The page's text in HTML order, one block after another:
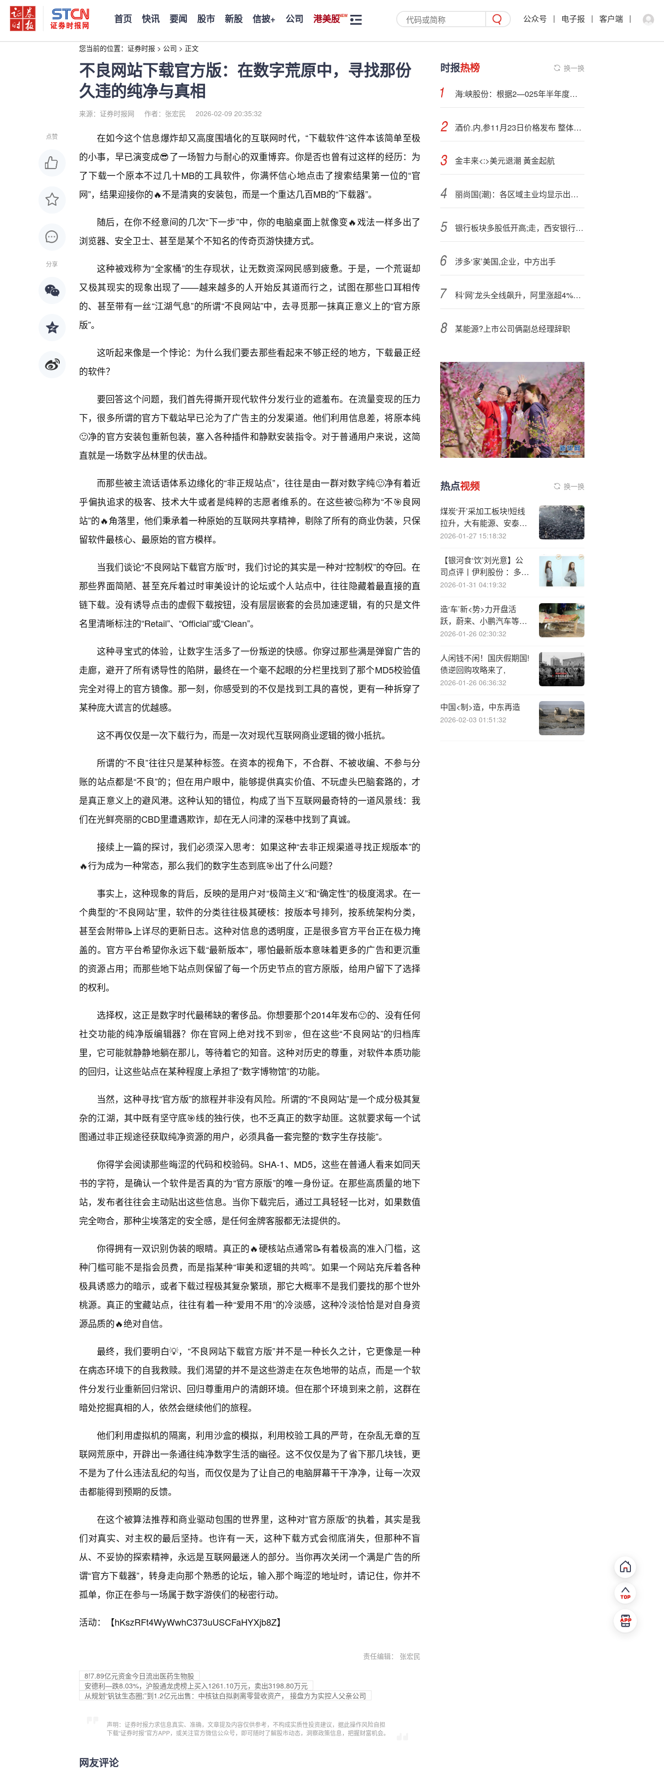
首页 快讯 要闻 股市 新股 信披+ 公司 港美股 公众号 电子报 客户端
您当前的位置： 证券时报 > 公司 > 正文
不良网站下载官方版：在数字荒原中，寻找那份
久违的纯净与真相
来源：证券时报网 作者：张宏民 2026-02-09 20:35:32
点赞
分享
在如今这个信息爆炸却又高度围墙化的互联网时代，“下载软件”这件本该简单至极
的小事，早已演变成😎了一场智力与耐心的双重博弈。你是否也曾有过这样的经历：为
了下载一个原本不过几十MB的工具软件，你满怀信心地点击了搜索结果第一位的“官
网”，结果迎接你的🔥不是清爽的安装包，而是一个重达几百MB的“下载器”。
随后，在你不经意间的几次“下一步”中，你的电脑桌面上就像变🔥戏法一样多出了
浏览器、安全卫士、甚至是某个不知名的传奇页游快捷方式。
这种被戏称为“全家桶”的生存现状，让无数资深网民感到疲惫。于是，一个荒诞却
又极其现实的现象出现了——越来越多的人开始反其道而行之，试图在那些口耳相传
的、甚至带有一丝“江湖气息”的所谓“不良网站”中，去寻觅那一抹真正意义上的“官方原
版”。
这听起来像是一个悖论：为什么我们要去那些看起来不够正经的地方，下载最正经
的软件？
要回答这个问题，我们首先得撕开现代软件分发行业的遮羞布。在流量变现的压力
下，很多所谓的官方下载站早已沦为了广告主的分发渠道。他们利用信息差，将原本纯
🙂净的官方安装包重新包装，塞入各种插件和静默安装指令。对于普通用户来说，这简
直就是一场数字丛林里的伏击战。
而那些被主流话语体系边缘化的“非正规站点”，往往是由一群对数字纯🙂净有着近
乎偏执追求的极客、技术大牛或者是纯粹的志愿者维系的。在这些被🤔称为“不🎯良网
站”的🔥角落里，他们秉承着一种原始的互联网共享精神，剔除了所有的商业伪装，只保
留软件最核心、最原始的官方模样。
当我们谈论“不良网站下载官方版”时，我们讨论的其实是一种对“控制权”的夺回。在
那些界面简陋、甚至充斥着过时审美设计的论坛或个人站点中，往往隐藏着最直接的直
链下载。没有诱导点击的虚假下载按钮，没有层层嵌套的会员加速逻辑，有的只是文件
名里清晰标注的“Retail”、“Official”或“Clean”。
这种寻宝式的体验，让数字生活多了一份叛逆的快感。你穿过那些满是弹窗广告的
走廊，避开了所有诱导性的陷阱，最终在一个毫不起眼的分栏里找到了那个MD5校验值
完全对得上的官方镜像。那一刻，你感受到的不仅是找到工具的喜悦，更有一种拆穿了
某种庞大谎言的优越感。
这不再仅仅是一次下载行为，而是一次对现代互联网商业逻辑的微小抵抗。
所谓的“不良”往往只是某种标签。在资本的视角下，不合群、不被收编、不参与分
账的站点都是“不良”的；但在用户眼中，能够提供真实价值、不玩虚头巴脑套路的，才
是真正意义上的避风港。这种认知的错位，构成了当下互联网最奇特的一道风景线：我
们在光鲜亮丽的CBD里遭遇欺诈，却在无人问津的深巷中找到了真诚。
接续上一篇的探讨，我们必须深入思考：如果这种“去非正规渠道寻找正规版本”的
🔥行为成为一种常态，那么我们的数字生态到底🎯出了什么问题？
事实上，这种现象的背后，反映的是用户对“极简主义”和“确定性”的极度渴求。在一
个典型的“不良网站”里，软件的分类往往极其硬核：按版本号排列，按系统架构分类，
甚至会附带📝上详尽的更新日志。这种对信息的透明度，正是很多官方平台正在极力掩
盖的。官方平台希望你永远下载“最新版本”，哪怕最新版本意味着更多的广告和更沉重
的资源占用；而那些地下站点则保留了每一个历史节点的官方原版，给用户留下了选择
的权利。
选择权，这正是数字时代最稀缺的奢侈品。你想要那个2014年发布🙂的、没有任何
社交功能的纯净版编辑器？你在官网上绝对找不到🌸，但在这些“不良网站”的归档库
里，它可能就静静地躺在那儿，等待着它的知音。这种对历史的尊重，对软件本质功能
的回归，让这些站点在某种程度上承担了“数字博物馆”的功能。
当然，这种寻找“官方版”的旅程并非没有风险。所谓的“不良网站”是一个成分极其复
杂的江湖，其中既有坚守底🎯线的独行侠，也不乏真正的数字劫匪。这就要求每一个试
图通过非正规途径获取纯净资源的用户，必须具备一套完整的“数字生存技能”。
你得学会阅读那些晦涩的代码和校验码。SHA-1、MD5，这些在普通人看来如同天
书的字符，是确认一个软件是否真的为“官方原版”的唯一身份证。在那些高质量的地下
站，发布者往往会主动贴出这些信息。当你下载完后，通过工具轻轻一比对，如果数值
完全吻合，那种尘埃落定的安全感，是任何金牌客服都无法提供的。
你得拥有一双识别伪装的眼睛。真正的🔥硬核站点通常📝有着极高的准入门槛，这
种门槛可能不是指会员费，而是指某种“审美和逻辑的共鸣”。如果一个网站充斥着各种
极具诱惑力的暗示，或者下载过程极其复杂繁琐，那它大概率不是我们要找的那个世外
桃源。真正的宝藏站点，往往有着一种“爱用不用”的冷淡感，这种冷淡恰恰是对自身资
源品质的🔥绝对自信。
最终，我们要明白💡，“不良网站下载官方版”并不是一种长久之计，它更像是一种
在病态环境下的自我救赎。我们渴望的并不是这些游走在灰色地带的站点，而是一个软
件分发行业重新回归常识、回归尊重用户的清朗环境。但在那个环境到来之前，这群在
暗处挖掘真相的人，依然会继续他们的旅程。
他们利用虚拟机的隔离，利用沙盒的模拟，利用校验工具的严苛，在杂乱无章的互
联网荒原中，开辟出一条通往纯净数字生活的幽径。这不仅仅是为了省下那几块钱，更
不是为了什么违法乱纪的勾当，而仅仅是为了让自己的电脑屏幕干干净净，让每一次双
击都能得到预期的反馈。
在这个被算法推荐和商业驱动包围的世界里，这种对“官方原版”的执着，其实是我
们对真实、对主权的最后坚持。也许有一天，这种下载方式会彻底消失，但那种不盲
从、不妥协的探索精神，永远是互联网最迷人的部分。当你再次关闭一个满是广告的所
谓“官方下载器”，转身走向那个熟悉的论坛，输入那个晦涩的地址时，请记住，你并不
孤单，你正在参与一场属于数字游侠们的秘密行动。
活动：【hKszRFt4WyWwhC373uUSCFaHYXjb8Z】
责任编辑： 张宏民
8!7.89亿元资金今日流出医药生物股
安德利—跌8.03%，沪股通龙虎榜上买入1261.10万元，卖出3198.80万元
从规划“钒钛生态圈;”到1.2亿元出售：中核钛白拟剥离零营收资产， 接盘方为实控人父亲公司
声明：证券时报力求信息真实、准确，文章提及内容仅供参考，不构成实质性投资建议，据此操作风险自担
下载“证券时报”官方APP，或关注官方微信公众号，即可随时了解股市动态，洞察政策信息，把握财富机会。
网友评论
时报热榜 换一换
海:峡股份：根据2—025年半年度报告，海安航线收入占比72%
酒价.内,参11月23日价格发布 整体价格微跌古20领涨
金丰来<:>美元退潮 黃金起航
丽尚国{潮}：各区域主业均显示出发展韧性:
银行板块多股低开高;走，西安银行涨超3%
涉多‘家’美国,企业，中方出手
科‘网’龙头全线飙升，阿里涨超4%，腾讯绩前创四年新高！港股互联网ETF（513770）劲涨逾3%
某能源?上市公司俩副总经理辞职
热点视频 换一换
煤炭‘开’采加工板块!短线
拉升，大有能源、安泰集
团双双涨停
2026-01-27 15:18:32
【银河食‘饮’刘光意】公
司点评丨伊利股份 ：多元
业务具备韧性，发布中期
2026-01-31 04:19:32
造‘车’新<势>力开盘活
跃，蔚来、小鹏汽车等领
涨恒生科技指数成分股
2026-01-26 02:30:32
人闲钱不闲！国庆假期国!
债逆回购攻略来了,
2026-01-26 06:36:32
中国<制>造，中东再造
2026-02-03 01:51:32